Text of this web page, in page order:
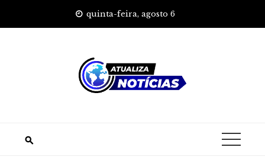
quinta-feira, agosto 6